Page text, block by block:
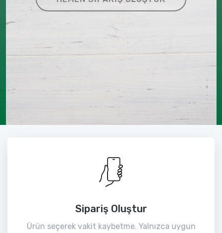
Sipariş Oluştur
Ürün seçerek vakit kaybetme. Yalnızca uygun